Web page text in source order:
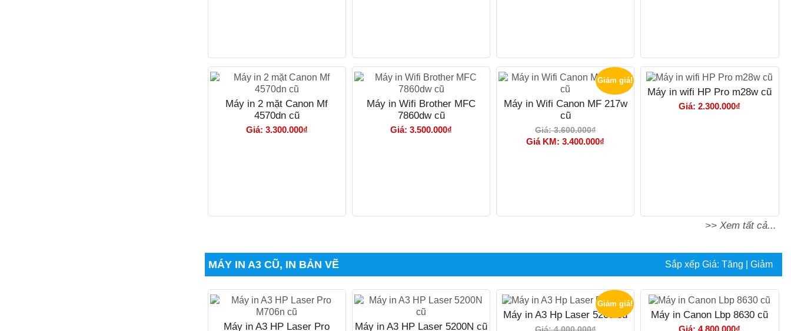
Máy in 2 mặt Canon Mf
4570dn cũ
Giá: 3.300.000₫
Máy in Wifi Brother MFC
7860dw cũ
Giá: 3.500.000₫
Giảm giá!
Máy in Wifi Canon MF 217w
cũ
Giá: 3.600.000₫
Giá KM: 3.400.000₫
Máy in wifi HP Pro m28w cũ
Giá: 2.300.000₫
>> Xem tất cả...
MÁY IN A3 CŨ, IN BẢN VẼ Sắp xếpGiá: Tăng Giảm
Máy in A3 HP Laser Pro Máy in A3 HP Laser 5200N cũ
Giảm giá!
Máy in A3 Hp Laser 5200 cũ Máy in Canon Lbp 8630 cũ